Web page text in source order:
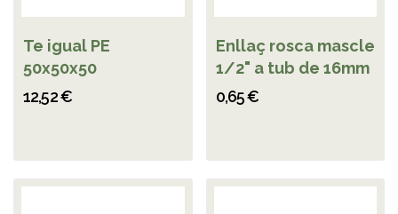
Te igual PE
50x50x50
12,52 €
Enllaç rosca mascle
1/2" a tub de 16mm
0,65 €